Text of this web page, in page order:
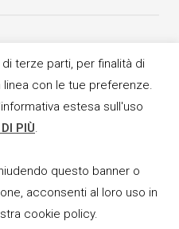
Tutti i diritti riservati -Privacy &Cookie
terze parti, per finalità di
con le tue preferenze.
estesa sull'uso
PIÙ.
questo banner o
acconsenti al loro uso in
cookie policy.